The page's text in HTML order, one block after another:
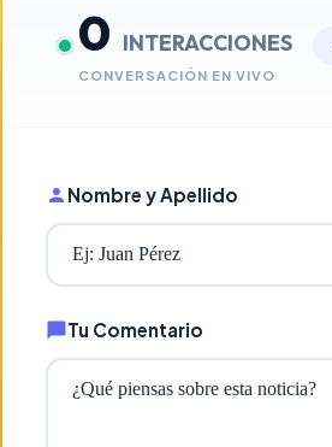
0 INTERACCIONES
CONVERSACIÓN EN VIVO
Nombre y Apellido
Tu Comentario